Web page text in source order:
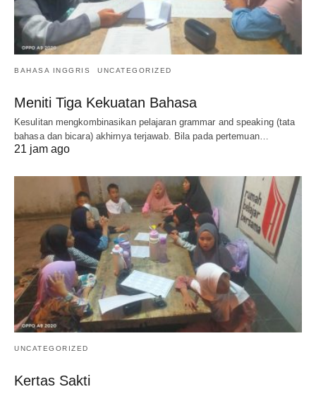
BAHASA INGGRIS UNCATEGORIZED
Meniti Tiga Kekuatan Bahasa
Kesulitan mengkombinasikan pelajaran grammar and speaking (tata
bahasa dan bicara) akhirnya terjawab. Bila pada pertemuan…
21 jam ago
UNCATEGORIZED
Kertas Sakti